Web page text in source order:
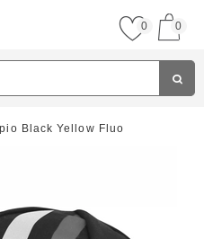
0 0
Black Yellow Fluo